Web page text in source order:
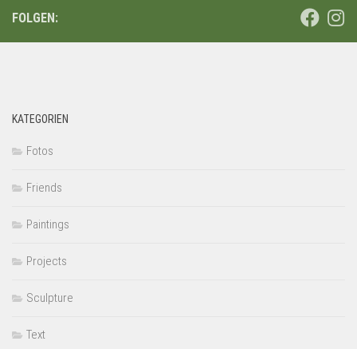
FOLGEN:
KATEGORIEN
Fotos
Friends
Paintings
Projects
Sculpture
Text